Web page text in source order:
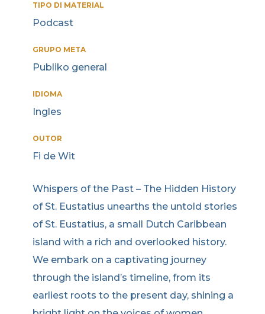
TIPO DI MATERIAL
Podcast
GRUPO META
Publiko general
IDIOMA
Ingles
OUTOR
Fi de Wit
Whispers of the Past – The Hidden History
of St. Eustatius unearths the untold stories
of St. Eustatius, a small Dutch Caribbean
island with a rich and overlooked history.
We embark on a captivating journey
through the island’s timeline, from its
earliest roots to the present day, shining a